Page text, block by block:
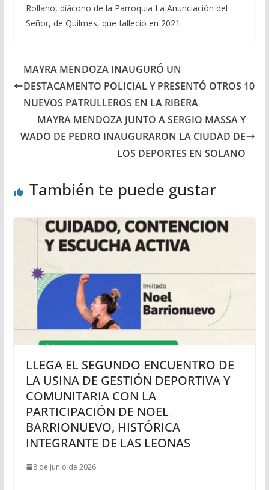
Rollano, diácono de la Parroquia La Anunciación del
Señor, de Quilmes, que falleció en 2021.
MAYRA MENDOZA INAUGURÓ UN
DESTACAMENTO POLICIAL Y PRESENTÓ OTROS 10
NUEVOS PATRULLEROS EN LA RIBERA
MAYRA MENDOZA JUNTO A SERGIO MASSA Y
WADO DE PEDRO INAUGURARON LA CIUDAD DE
LOS DEPORTES EN SOLANO
También te puede gustar
LLEGA EL SEGUNDO ENCUENTRO DE
LA USINA DE GESTIÓN DEPORTIVA Y
COMUNITARIA CON LA
PARTICIPACIÓN DE NOEL
BARRIONUEVO, HISTÓRICA
INTEGRANTE DE LAS LEONAS
8 de junio de 2026